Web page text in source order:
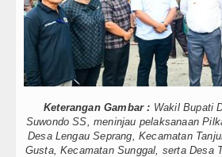
Video
Kesehatan
Kuliner
Siraman Rohani
Chelsea
AC Milan Hanya
Bayern Munich vs
Komisi D
Wabup Taput
Keterangan Gambar : Wakil Bupati
Suwondo SS, meninjau pelaksanaan
Desa Lengau Seprang, Kecamatan
Gusta, Kecamatan Sunggal, serta Desa